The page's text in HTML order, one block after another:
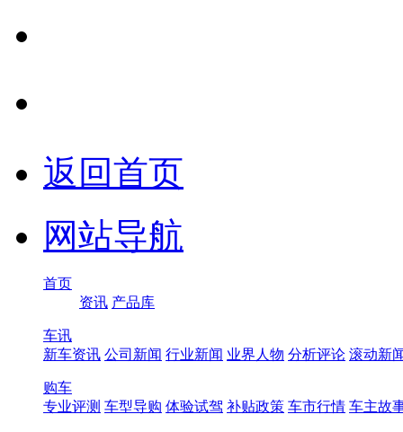
返回首页
网站导航
首页
资讯 产品库
车讯
新车资讯 公司新闻 行业新闻 业界人物 分析评论 滚动新
购车
专业评测 车型导购 体验试驾 补贴政策 车市行情 车主故